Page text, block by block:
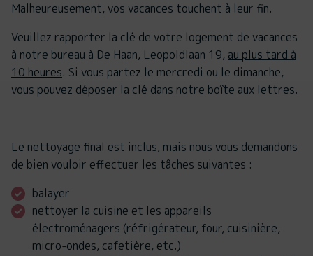
Malheureusement, vos vacances touchent à leur fin.
Veuillez rapporter la clé de votre logement de vacances
à notre bureau à De Haan, Leopoldlaan 19, au plus tard à
10 heures. Si vous partez le mercredi ou le dimanche,
vous pouvez déposer la clé dans notre boîte aux lettres.
Le nettoyage final est inclus, mais nous vous demandons
de bien vouloir effectuer les tâches suivantes :
balayer
nettoyer la cuisine et les appareils
électroménagers (réfrigérateur, four, cuisinière,
micro-ondes, cafetière, etc.)